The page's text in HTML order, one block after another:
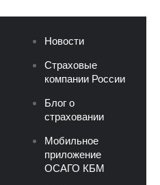
Новости
Страховые
компании России
Блог о
страховании
Мобильное
приложение
ОСАГО КБМ